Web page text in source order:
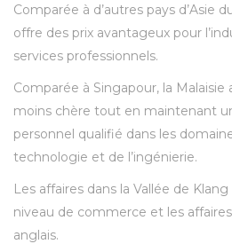
Comparée à d’autres pays d’Asie
offre des prix avantageux pour
services professionnels.
Comparée à Singapour, la
moins chère tout en maintenant
personnel qualifié dans les
technologie et de l’ingénierie.
Les affaires dans la Vallée de
niveau de commerce et les
anglais.